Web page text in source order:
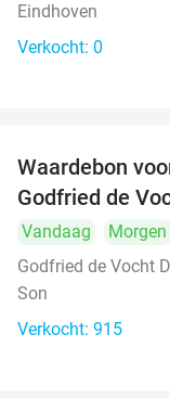
Eindhoven
Verkocht: 0
Waardebon
Godfried de
Vandaag Morgen
Godfried de Vocht
Son
Verkocht: 915